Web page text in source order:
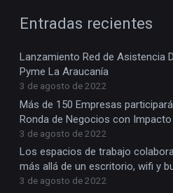
Entradas recientes
Lanzamiento Red de Asistencia
Pyme La Araucanía
3 de agosto de 2022
Más de 150 Empresas
Ronda de Negocios con Impacto
3 de agosto de 2022
Los espacios de trabajo
más allá de un escritorio, wifi y
3 de agosto de 2022